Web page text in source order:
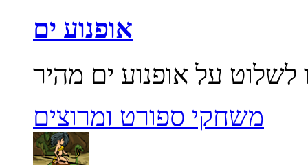
אופנוע ים
משחקי ספורט ומרוצים